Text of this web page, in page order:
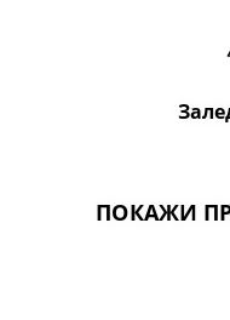
ПОКАЖИ